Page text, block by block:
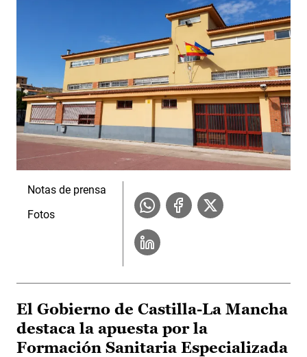
Notas de prensa
Fotos
El Gobierno de Castilla-La Mancha
destaca la apuesta por la
Formación Sanitaria Especializada